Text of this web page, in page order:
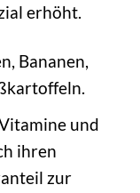
erhöht.
Bananen,
und
ihren
zur